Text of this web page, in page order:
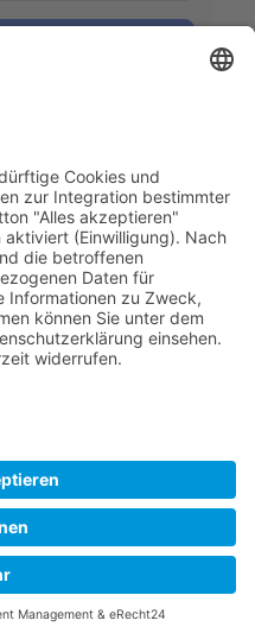
erkennen und
Konflikte in De...
Konflikten in Familie,
und Wirtschaftsmediator